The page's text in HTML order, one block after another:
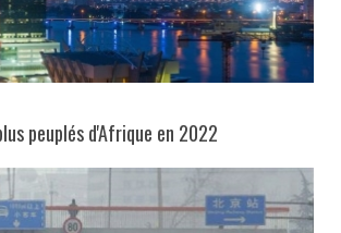
peuplés d'Afrique en 2022